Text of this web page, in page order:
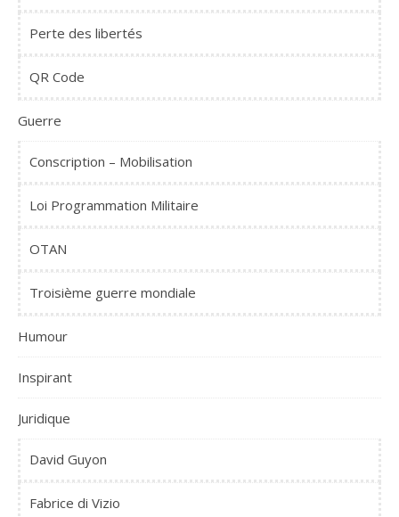
Perte des libertés
QR Code
Guerre
Conscription – Mobilisation
Loi Programmation Militaire
OTAN
Troisième guerre mondiale
Humour
Inspirant
Juridique
David Guyon
Fabrice di Vizio